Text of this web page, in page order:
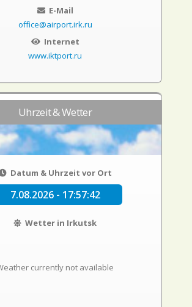
E-Mail
office@airport.irk.ru
Internet
www.iktport.ru
Uhrzeit & Wetter
Datum & Uhrzeit vor Ort
7.08.2026 - 17:57:42
Wetter in Irkutsk
currently not available